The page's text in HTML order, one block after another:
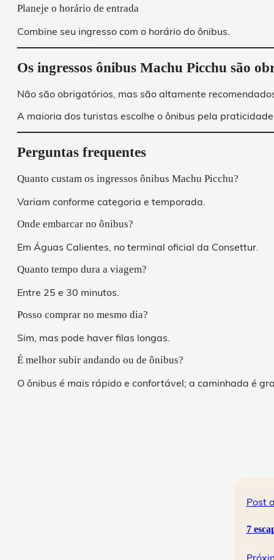
Planeje o horário de entrada
Combine seu ingresso com o horário do ônibus.
Os ingressos ônibus Machu Picchu são
Não são obrigatórios, mas são altamente
A maioria dos turistas escolhe o ônibus pela
Perguntas frequentes
Quanto custam os ingressos ônibus Machu Picchu?
Variam conforme categoria e temporada.
Onde embarcar no ônibus?
Em Águas Calientes, no terminal oficial da Consettur.
Quanto tempo dura a viagem?
Entre 25 e 30 minutos.
Posso comprar no mesmo dia?
Sim, mas pode haver filas longas.
É melhor subir andando ou de ônibus?
O ônibus é mais rápido e confortável; a caminhada é
Post
7